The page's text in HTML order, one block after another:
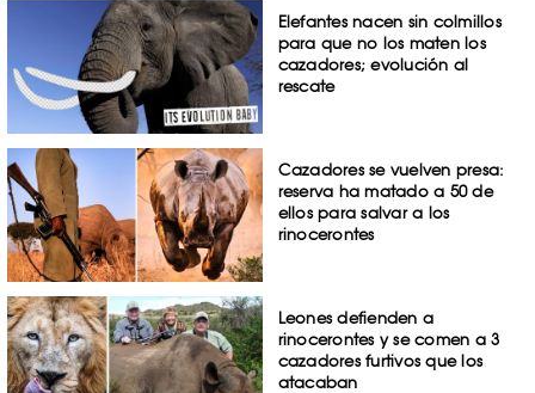
Elefantes nacen sin colmillos
para que no los maten los
cazadores; evolución al
rescate
Cazadores se vuelven presa:
reserva ha matado a 50 de
ellos para salvar a los
rinocerontes
Leones defienden a
rinocerontes y se comen a 3
cazadores furtivos que los
atacaban